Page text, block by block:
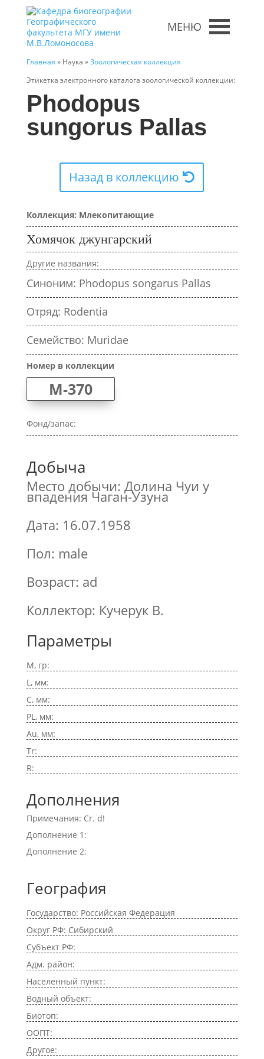
МЕНЮ
Главная » Наука »Зоологическая коллекция
Этикетка электронного каталога зоологической коллекции:
Phodopus
sungorus Pallas
Назад в коллекцию
Коллекция: Млекопитающие
Хомячок джунгарский
Другие названия:
Синоним: Phodopus songarus Pallas
Отряд: Rodentia
Семейство: Muridae
Номер в коллекции
M-370
Фонд/запас:
Добыча
Место добычи: Долина Чуи у
впадения Чаган-Узуна
Дата: 16.07.1958
Пол: male
Возраст: ad
Коллектор: Кучерук В.
Параметры
M, гр:
L, мм:
C, мм:
PL, мм:
Au, мм:
Tr:
R:
Дополнения
Примечания: Cr. d!
Дополнение 1:
Дополнение 2:
География
Государство: Российская Федерация
Округ РФ: Сибирский
Субъект РФ:
Адм. район:
Населенный пункт:
Водный объект:
Биотоп:
ООПТ:
Другое: